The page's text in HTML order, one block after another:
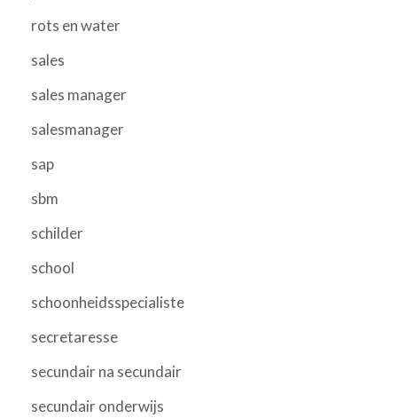
rots en water
sales
sales manager
salesmanager
sap
sbm
schilder
school
schoonheidsspecialiste
secretaresse
secundair na secundair
secundair onderwijs